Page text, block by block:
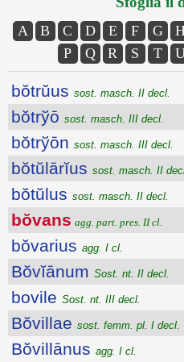
A B C D E F G
P
Q R S T
bŏtrŭus sost. masch. II decl.
bŏtrўō sost. masch. III decl.
bŏtrўōn sost. masch. III decl.
bŏtŭlārĭus sost. masch. II
bŏtŭlus sost. masch. II decl.
bŏvans agg. part. pres. II cl.
bŏvarius agg. I cl.
Bŏvĭānum Sost. nt. II decl.
bovile Sost. nt. III decl.
Bŏvillae sost. femm. pl. I decl.
Bŏvillānus agg. I cl.